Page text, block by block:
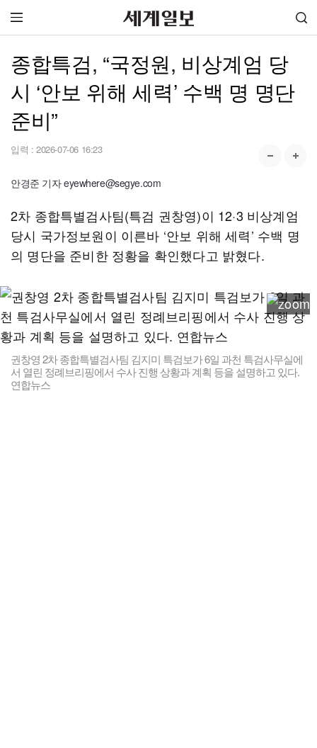
종합특검, “국정원, 비상계엄 당
시 ‘안보 위해 세력’ 수백 명 명단
준비”
입력 : 2026-07-06 16:23
안경준 기자 eyewhere@segye.com
2차 종합특별검사팀(특검 권창영)이 12·3 비상계엄
당시 국가정보원이 이른바 ‘안보 위해 세력’ 수백 명
의 명단을 준비한 정황을 확인했다고 밝혔다.
권창영 2차 종합특별검사팀 김지미 특검보가 6일 과천 특검사무실에
서 열린 정례브리핑에서 수사 진행 상황과 계획 등을 설명하고 있다.
연합뉴스